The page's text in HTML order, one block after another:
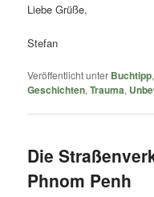
Liebe Grüße,
Stefan
Veröffentlicht unter Buchtipp,
Geschichten,Trauma,
Die
Phnom Penh